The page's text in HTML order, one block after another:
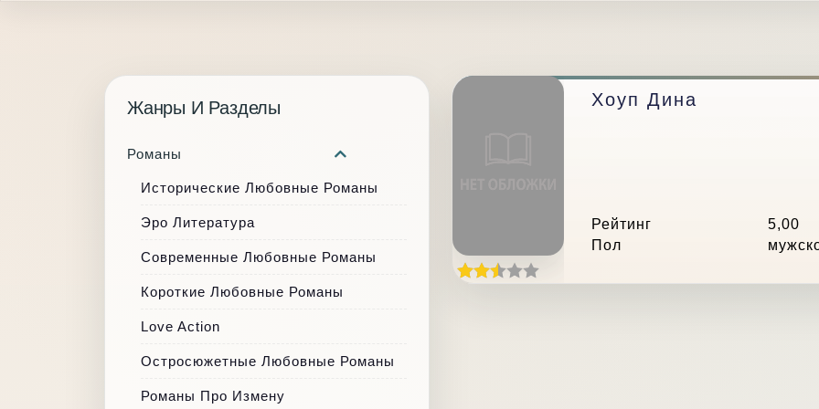
Хоуп Дина
Рейтинг
5,00
Пол
Жанры И Разделы
Романы
Исторические Любовные Романы
Эро Литература
Современные Любовные Романы
Короткие Любовные Романы
Love Action
Остросюжетные Любовные Романы
Романы Про Измену